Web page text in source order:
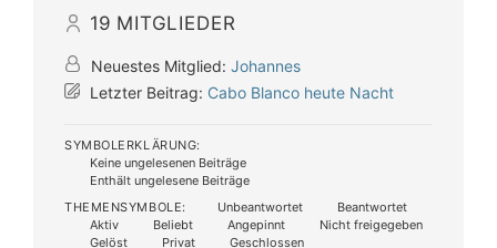
19 MITGLIEDER
Neuestes Mitglied: Johannes
Letzter Beitrag: Cabo Blanco heute Nacht
SYMBOLERKLÄRUNG:
Keine ungelesenen Beiträge
Enthält ungelesene Beiträge
THEMENSYMBOLE:
Unbeantwortet
Beantwortet
Aktiv
Beliebt Angepinnt
Nicht freigegeben
Gelöst
Privat Geschlossen